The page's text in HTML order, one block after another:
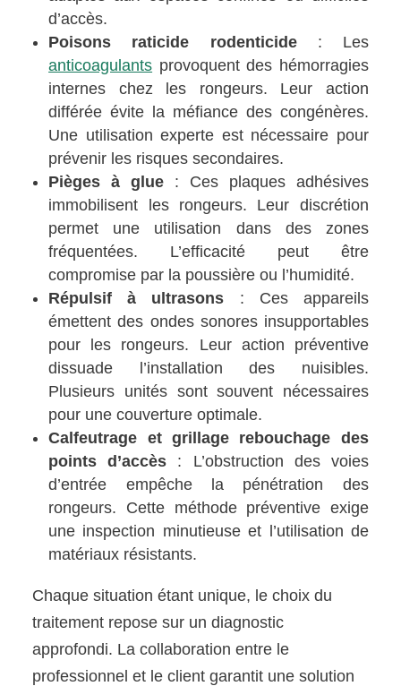
d’accès.
Poisons raticide rodenticide: Les
anticoagulants provoquent des hémorragies
internes chez les rongeurs. Leur action
différée évite la méfiance des congénères.
Une utilisation experte est nécessaire pour
prévenir les risques secondaires.
Pièges à glue : Ces plaques adhésives
immobilisent les rongeurs. Leur discrétion
permet une utilisation dans des zones
fréquentées. L’efficacité peut être
compromise par la poussière ou l’humidité.
Répulsif à ultrasons : Ces appareils
émettent des ondes sonores insupportables
pour les rongeurs. Leur action préventive
dissuade l’installation des nuisibles.
Plusieurs unités sont souvent nécessaires
pour une couverture optimale.
Calfeutrage et grillage rebouchage des
points d’accès : L’obstruction des voies
d’entrée empêche la pénétration des
rongeurs. Cette méthode préventive exige
une inspection minutieuse et l’utilisation de
matériaux résistants.
Chaque situation étant unique, le choix du
traitement repose sur un diagnostic
approfondi. La collaboration entre le
professionnel et le client garantit une solution